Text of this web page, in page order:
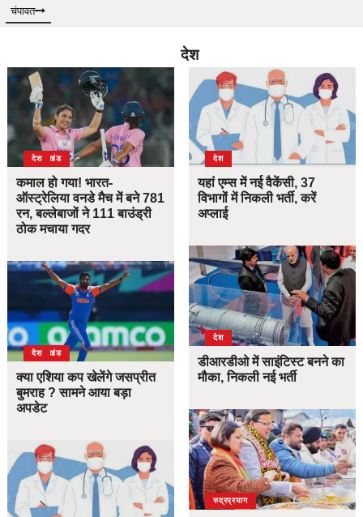
चंपावत
देश
उत्तराखंड
देश
कमाल हो गया! भारत-
ऑस्ट्रेलिया वनडे मैच में बने 781
रन, बल्लेबाजों ने 111 बाउंड्री
ठोक मचाया गदर
उत्तराखंड
देश
क्या एशिया कप खेलेंगे जसप्रीत
बुमराह ? सामने आया बड़ा
अपडेट
देश
यहां एम्स में नई वैकेंसी, 37
विभागों में निकली भर्ती, करें
अप्लाई
देश
डीआरडीओ में साइंटिस्ट बनने का
मौका, निकली नई भर्ती
उत्तराखंड
देश
रुद्रप्रयाग